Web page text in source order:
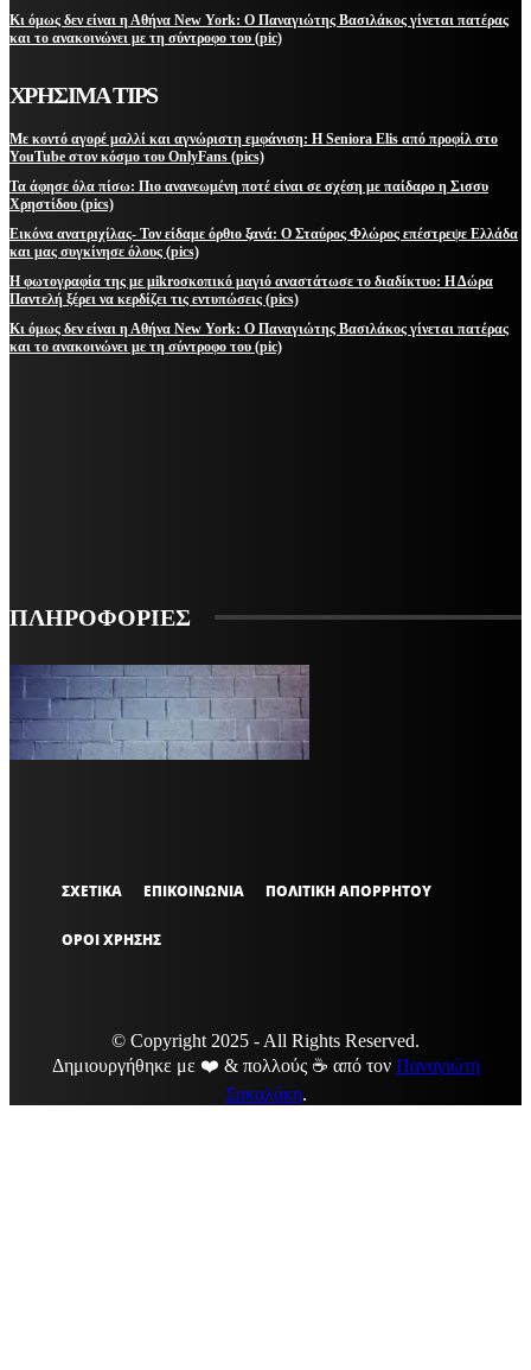
Κι όμως δεν είναι η Αθήνα New York: Ο Παναγιώτης Βασιλάκος γίνεται πατέρας
και το ανακοινώνει με τη σύντροφο του (pic)
ΧΡΗΣΙΜΑ TIPS
Με κοντό αγορέ μαλλί και αγνώριστη εμφάνιση: Η Seniora Elis από προφίλ στο
YouTube στον κόσμο του OnlyFans (pics)
Τα άφησε όλα πίσω: Πιο ανανεωμένη ποτέ είναι σε σχέση με παίδαρο η Σισσυ
Χρηστίδου (pics)
Εικόνα ανατριχίλας- Τον είδαμε όρθιο ξανά: Ο Σταύρος Φλώρος επέστρεψε Ελλάδα
και μας συγκίνησε όλους (pics)
Η φωτογραφία της με μikroσκοπικό μαγιό αναστάτωσε το διαδίκτυο: Η Δώρα
Παντελή ξέρει να κερδίζει τις εντυπώσεις (pics)
Κι όμως δεν είναι η Αθήνα New York: Ο Παναγιώτης Βασιλάκος γίνεται πατέρας
και το ανακοινώνει με τη σύντροφο του (pic)
ΠΛΗΡΟΦΟΡΙΕΣ
VARiEMAi
OFFICIAL
ΣΧΕΤΙΚΑ ΕΠΙΚΟΙΝΩΝΙΑ ΠΟΛΙΤΙΚΗ ΑΠΟΡΡΗΤΟΥ
ΟΡΟΙ ΧΡΗΣΗΣ
© Copyright 2025 - All Rights Reserved.
Δημιουργήθηκε με ❤️ & πολλούς ☕ από τον Παναγιώτη
Σακαλάκη.